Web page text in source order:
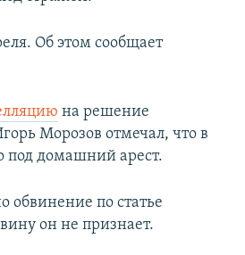
Об этом сообщает
на решение
Морозов отмечал, что в
под домашний арест.
обвинение по статье
он не признает.